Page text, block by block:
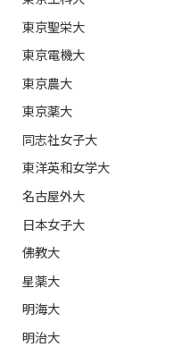
東京聖栄大
東京電機大
東京農大
東京薬大
同志社女子大
東洋英和女学大
名古屋外大
日本女子大
佛教大
星薬大
明海大
明治大